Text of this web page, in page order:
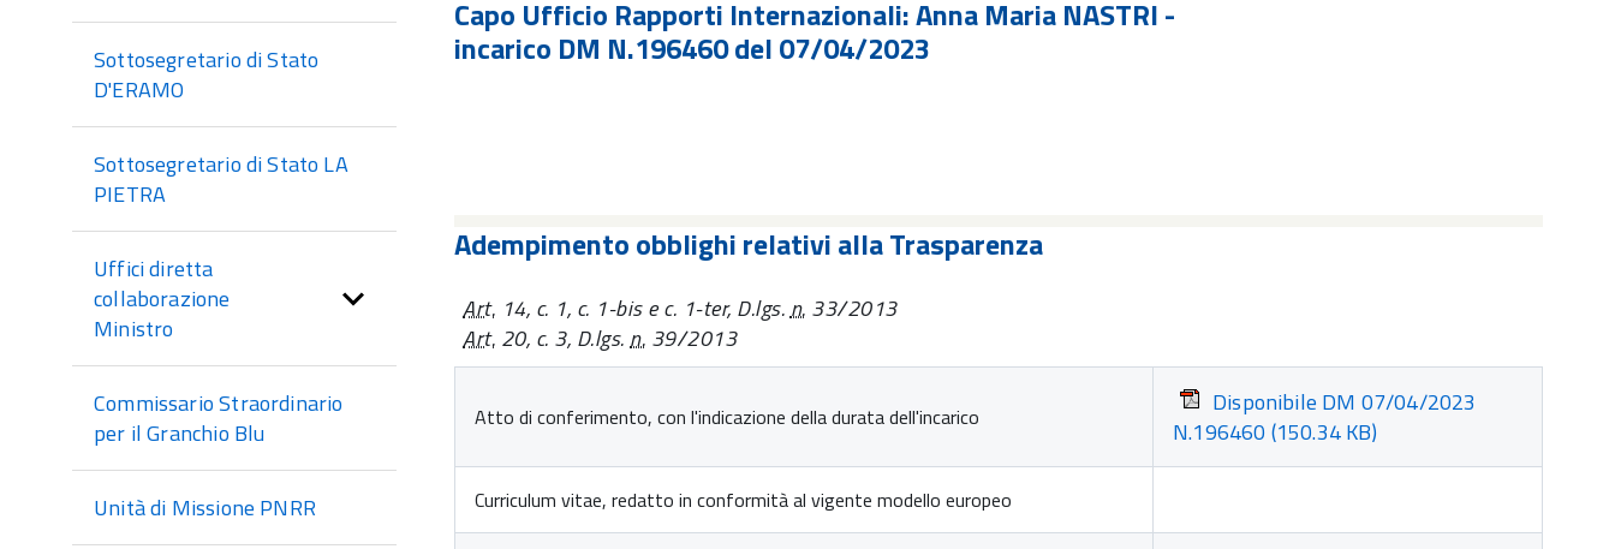
sezione
Sottosegretario di Stato
D'ERAMO
Sottosegretario di Stato LA
PIETRA
Uffici diretta
collaborazione
Ministro
Commissario Straordinario
per il Granchio Blu
Unità di Missione PNRR
Capo Ufficio Rapporti Internazionali: Anna Maria NASTRI -
incarico DM N.196460 del 07/04/2023
Adempimento obblighi relativi alla Trasparenza
Art. 14, c. 1, c. 1-bis e c. 1-ter, D.lgs.n. 33/2013
Art. 20, c. 3, D.lgs.n. 39/2013
Atto di conferimento, con l'indicazione della durata dell'incarico
Disponibile DM 07/04/2023
N.196460 (150.34 KB)
Curriculum vitae, redatto in conformità al vigente modello europeo